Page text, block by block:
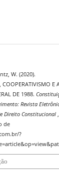
W. (2020).
COOPERATIVISMO E
DE 1988.
Revista
Direito Constitucional
de
?